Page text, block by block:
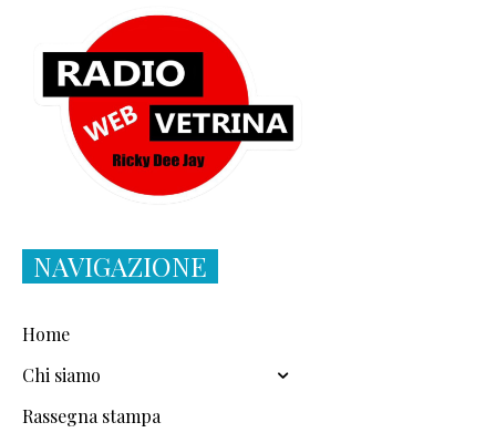
NAVIGAZIONE
Home
Chi siamo
Rassegna stampa